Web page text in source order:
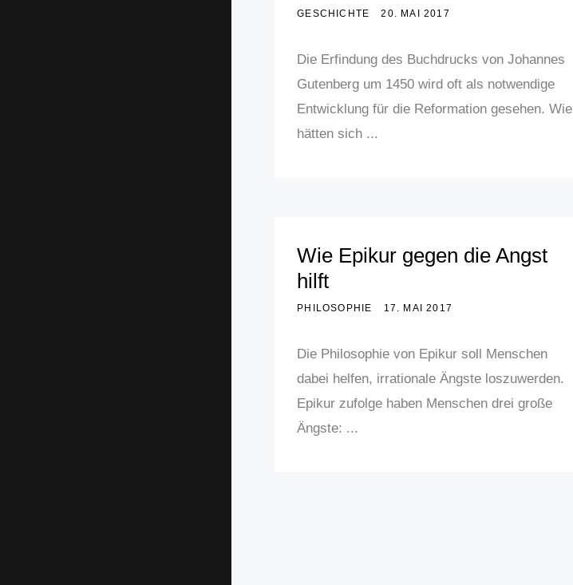
GESCHICHTE 20. MAI 2017
Die Erfindung des Buchdrucks von Johannes
Gutenberg um 1450 wird oft als notwendige
Entwicklung für die Reformation gesehen. Wie
hätten sich ...
Wie Epikur gegen die Angst
hilft
PHILOSOPHIE 17. MAI 2017
Die Philosophie von Epikur soll Menschen
dabei helfen, irrationale Ängste loszuwerden.
Epikur zufolge haben Menschen drei große
Ängste: ...